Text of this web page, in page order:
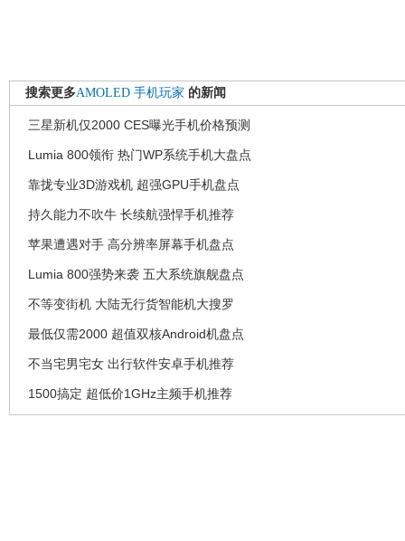
搜索更多AMOLED 手机玩家 的新闻
三星新机仅2000 CES曝光手机价格预测
Lumia 800领衔 热门WP系统手机大盘点
靠拢专业3D游戏机 超强GPU手机盘点
持久能力不吹牛 长续航强悍手机推荐
苹果遭遇对手 高分辨率屏幕手机盘点
Lumia 800强势来袭 五大系统旗舰盘点
不等变街机 大陆无行货智能机大搜罗
最低仅需2000 超值双核Android机盘点
不当宅男宅女 出行软件安卓手机推荐
1500搞定 超低价1GHz主频手机推荐